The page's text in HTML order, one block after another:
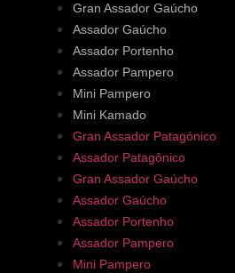
Gran Assador Gaúcho
Assador Gaúcho
Assador Portenho
Assador Pampero
Mini Pampero
Mini Kamado
Gran Assador Patagónico
Assador Patagônico
Gran Assador Gaúcho
Assador Gaúcho
Assador Portenho
Assador Pampero
Mini Pampero